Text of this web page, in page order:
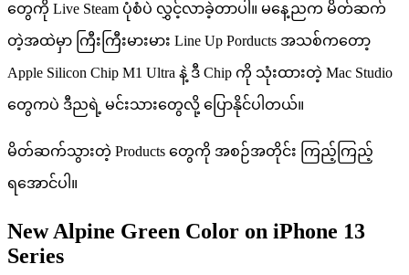
တွေကို Live Steam ပုံစံပဲ လွှင့်လာခဲ့တာပါ။ မနေ့ညက မိတ်ဆက်
တဲ့အထဲမှာ ကြီးကြီးမားမား Line Up Porducts အသစ်ကတော့ ​
Apple Silicon Chip M1 Ultra နဲ့ ဒီ Chip ကို သုံးထားတဲ့ Mac Studio
တွေကပဲ ဒီညရဲ့ မင်းသားတွေလို့ ပြောနိုင်ပါတယ်။
မိတ်ဆက်သွားတဲ့ Products တွေကို အစဉ်အတိုင်း ကြည့်ကြည့်
ရအောင်ပါ။
New Alpine Green Color on iPhone 13
Series